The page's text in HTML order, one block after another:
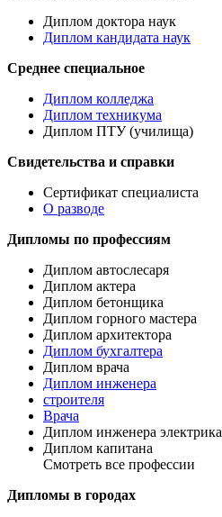
Диплом доктора наук
Диплом кандидата наук
Среднее специальное
Диплом колледжа
Диплом техникума
Диплом ПТУ (училища)
Свидетельства и справки
Сертификат специалиста
О разводе
Дипломы по профессиям
Диплом автослесаря
Диплом актера
Диплом бетонщика
Диплом горного мастера
Диплом архитектора
Диплом бухгалтера
Диплом врача
Диплом инженера
строителя
Врача
Диплом инженера электрика
Диплом капитана
Смотреть все профессии
Дипломы в городах